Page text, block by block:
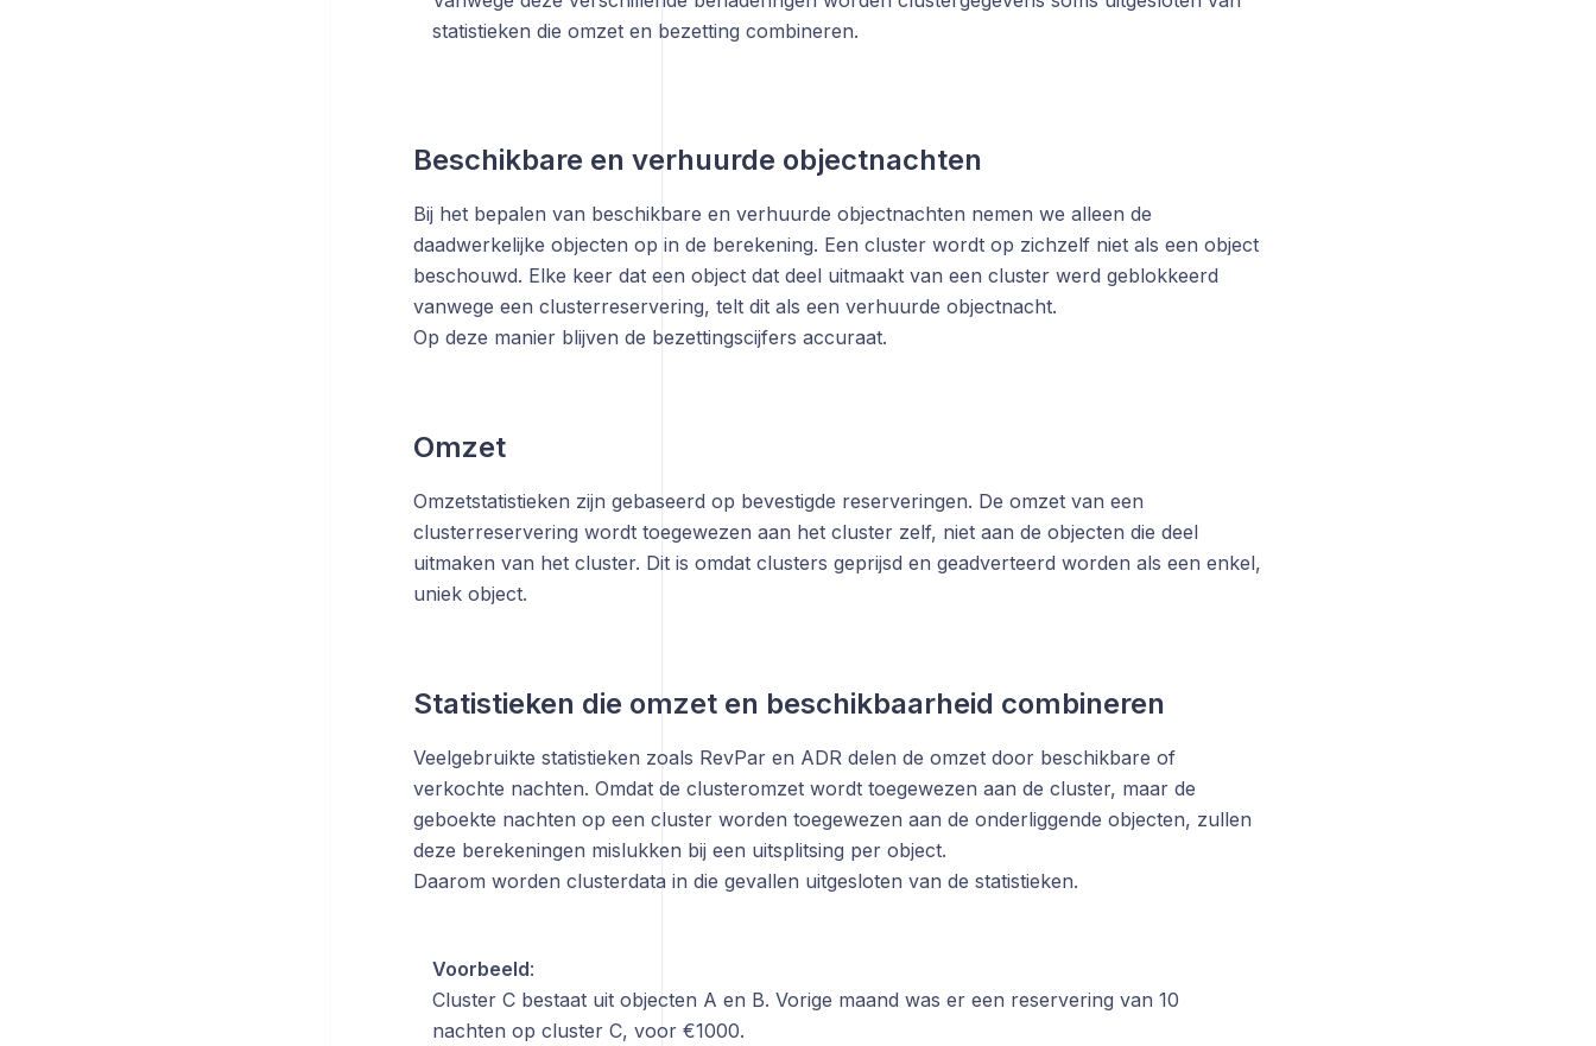
statistieken die omzet en bezetting combineren.
Beschikbare en verhuurde objectnachten
Bij het bepalen van beschikbare en verhuurde objectnachten nemen we alleen de
daadwerkelijke objecten op in de berekening. Een cluster wordt op zichzelf niet als een object
beschouwd. Elke keer dat een object dat deel uitmaakt van een cluster werd geblokkeerd
vanwege een clusterreservering, telt dit als een verhuurde objectnacht.
Op deze manier blijven de bezettingscijfers accuraat.
Omzet
Omzetstatistieken zijn gebaseerd op bevestigde reserveringen. De omzet van een
clusterreservering wordt toegewezen aan het cluster zelf, niet aan de objecten die deel
uitmaken van het cluster. Dit is omdat clusters geprijsd en geadverteerd worden als een enkel,
uniek object.
Statistieken die omzet en beschikbaarheid combineren
Veelgebruikte statistieken zoals RevPar en ADR delen de omzet door beschikbare of
verkochte nachten. Omdat de clusteromzet wordt toegewezen aan de cluster, maar de
geboekte nachten op een cluster worden toegewezen aan de onderliggende objecten, zullen
deze berekeningen mislukken bij een uitsplitsing per object.
Daarom worden clusterdata in die gevallen uitgesloten van de statistieken.
Voorbeeld:
Cluster C bestaat uit objecten A en B. Vorige maand was er een reservering van 10
nachten op cluster C, voor €1000.